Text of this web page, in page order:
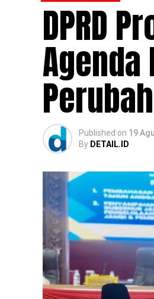
DPRD
Agenda
Published on 19
By DETAIL.ID